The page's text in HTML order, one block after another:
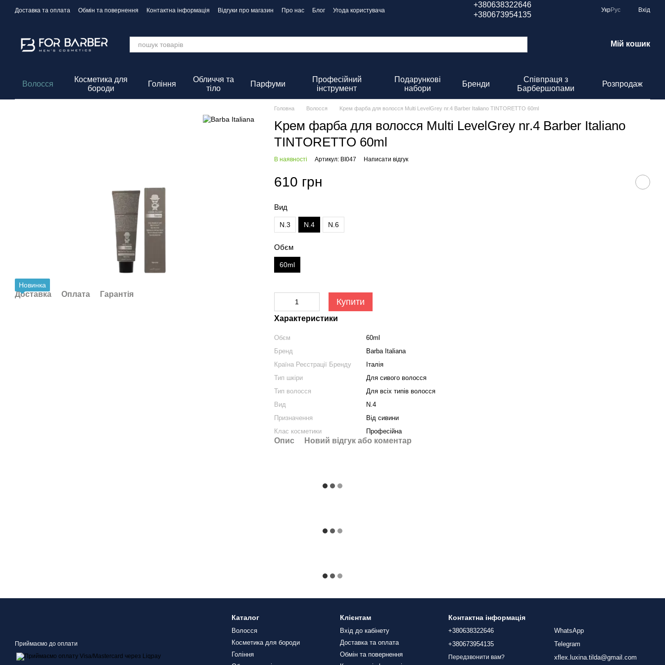
Перейти до основного контенту
Доставка та оплата Обмін та повернення Контактна інформація Відгуки про магазин Про нас Блог
Угода користувача
+380638322646
+380673954135
УкрРус Вхід
Мій кошик
Волосся
Косметика для
бороди
Гоління
Обличчя та
тіло
Парфуми
Професійний
інструмент
Подарункові
набори
Бренди
Співпраця з
Барбершопами
Розпродаж
Новинка
Доставка Оплата Гарантія
Головна Волосся Kрем фарба для волосся Multi LevelGrey nr.4 Barber Italiano TINTORETTO 60ml
Kрем фарба для волосся Multi LevelGrey nr.4 Barber Italiano
TINTORETTO 60ml
В наявності Артикул: BI047 Написати відгук
610 грн
Вид
N.3 N.4 N.6
Обєм
60ml
Купити
Характеристики
Обєм
60ml
Бренд
Barba Italiana
Країна Реєстрації Бренду
Італія
Тип шкіри
Для сивого волосся
Тип волосся
Для всіх типів волосся
Вид
N.4
Призначення
Від сивини
Клас косметики
Професійна
Опис Новий відгук або коментар
Приймаємо до оплати
Каталог
Волосся
Косметика для бороди
Гоління
Клієнтам
Вхід до кабінету
Доставка та оплата
Обмін та повернення
Контактна інформація
+380638322646
+380673954135
Передзвонити вам?
WhatsApp
Telegram
xflex.luxina.tilda@gmail.com